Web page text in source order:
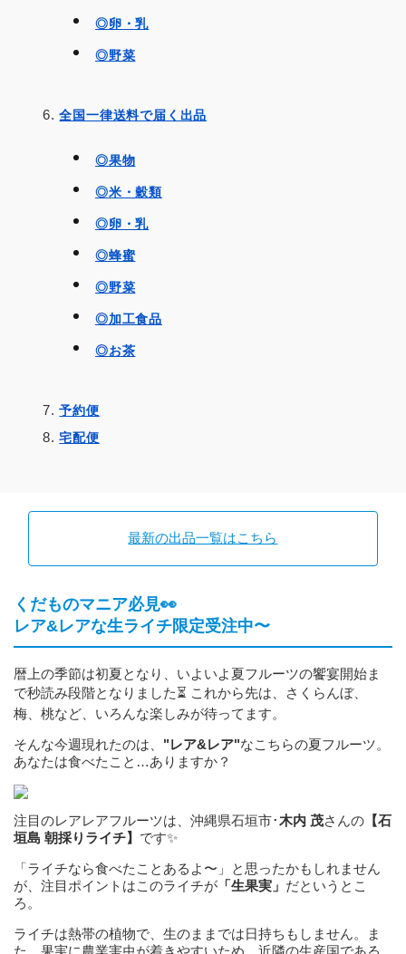
◎卵・乳
◎野菜
全国一律送料で届く出品
◎果物
◎米・穀類
◎卵・乳
◎蜂蜜
◎野菜
◎加工食品
◎お茶
予約便
宅配便
最新の出品一覧はこちら
くだものマニア必見👀
レア&レアな生ライチ限定受注中〜
暦上の季節は初夏となり、いよいよ夏フルーツの饗宴開始ま
で秒読み段階となりました⏳️ これから先は、さくらんぼ、
梅、桃など、いろんな楽しみが待ってます。
そんな今週現れたのは、 "レア&レア"なこちらの夏フルーツ。
あなたは食べたこと…ありますか？
注目のレアレアフルーツは、沖縄県石垣市･木内 茂さんの 【石
垣島 朝採りライチ】 です✨
「ライチなら食べたことあるよ〜」と思ったかもしれません
が、注目ポイントはこのライチが 「生果実」 だというとこ
ろ。
ライチは熱帯の植物で、生のままでは日持ちもしません。ま
た、果実に農業害虫が着きやすいため、近隣の生産国である